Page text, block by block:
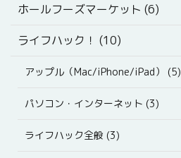
ホールフーズマーケット (6)
ライフハック！ (10)
アップル（Mac/iPhone/iPad） (5)
パソコン・インターネット (3)
ライフハック全般 (3)